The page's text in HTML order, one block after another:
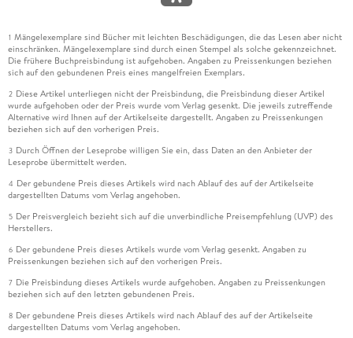
1 Mängelexemplare sind Bücher mit leichten Beschädigungen, die das Lesen aber nicht
einschränken. Mängelexemplare sind durch einen Stempel als solche gekennzeichnet.
Die frühere Buchpreisbindung ist aufgehoben. Angaben zu Preissenkungen beziehen
sich auf den gebundenen Preis eines mangelfreien Exemplars.
2 Diese Artikel unterliegen nicht der Preisbindung, die Preisbindung dieser Artikel
wurde aufgehoben oder der Preis wurde vom Verlag gesenkt. Die jeweils zutreffende
Alternative wird Ihnen auf der Artikelseite dargestellt. Angaben zu Preissenkungen
beziehen sich auf den vorherigen Preis.
3 Durch Öffnen der Leseprobe willigen Sie ein, dass Daten an den Anbieter der
Leseprobe übermittelt werden.
4 Der gebundene Preis dieses Artikels wird nach Ablauf des auf der Artikelseite
dargestellten Datums vom Verlag angehoben.
5 Der Preisvergleich bezieht sich auf die unverbindliche Preisempfehlung (UVP) des
Herstellers.
6 Der gebundene Preis dieses Artikels wurde vom Verlag gesenkt. Angaben zu
Preissenkungen beziehen sich auf den vorherigen Preis.
7 Die Preisbindung dieses Artikels wurde aufgehoben. Angaben zu Preissenkungen
beziehen sich auf den letzten gebundenen Preis.
8 Der gebundene Preis dieses Artikels wird nach Ablauf des auf der Artikelseite
dargestellten Datums vom Verlag angehoben.